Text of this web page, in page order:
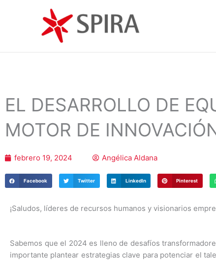
EL DESARROLLO DE
MOTOR DE
febrero 19, 2024 Angélica Aldana
Facebook Twitter LinkedIn Pinterest
¡Saludos, líderes de recursos humanos y visionarios
Sabemos que el 2024 es lleno de desafíos
importante plantear estrategias clave para potenciar el